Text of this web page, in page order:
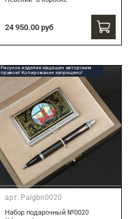
24 950.00 руб
Рисунок изделия защищен авторским
правом! Копирование запрещено!
арт. Palgbn0020
Набор подарочный №0020